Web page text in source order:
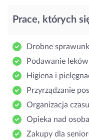
Prace, których
Drobne
Podawanie leków
Higiena i
Przyrządzanie
Organizacja
Opieka nad
Zakupy dla